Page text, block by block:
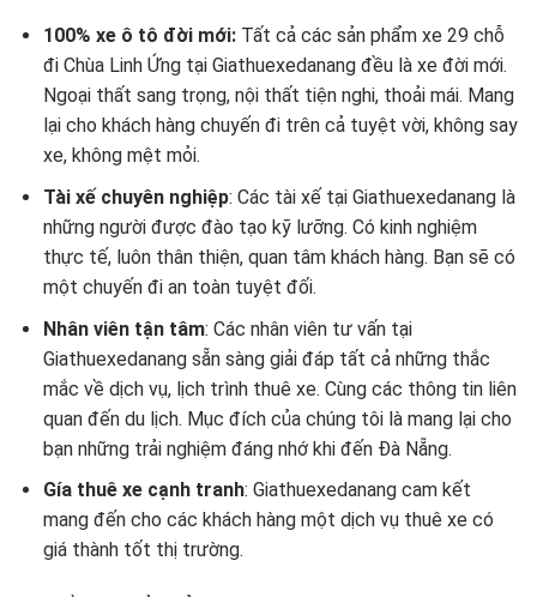
100% xe ô tô đời mới: Tất cả các sản phẩm xe 29 chỗ
đi Chùa Linh Ứng tại Giathuexedanang đều là xe đời mới.
Ngoại thất sang trọng, nội thất tiện nghi, thoải mái. Mang
lại cho khách hàng chuyến đi trên cả tuyệt vời, không say
xe, không mệt mỏi.
Tài xế chuyên nghiệp: Các tài xế tại Giathuexedanang là
những người được đào tạo kỹ lưỡng. Có kinh nghiệm
thực tế, luôn thân thiện, quan tâm khách hàng. Bạn sẽ có
một chuyến đi an toàn tuyệt đối.
Nhân viên tận tâm: Các nhân viên tư vấn tại
Giathuexedanang sẵn sàng giải đáp tất cả những thắc
mắc về dịch vụ, lịch trình thuê xe. Cùng các thông tin liên
quan đến du lịch. Mục đích của chúng tôi là mang lại cho
bạn những trải nghiệm đáng nhớ khi đến Đà Nẵng.
Gía thuê xe cạnh tranh: Giathuexedanang cam kết
mang đến cho các khách hàng một dịch vụ thuê xe có
giá thành tốt thị trường.